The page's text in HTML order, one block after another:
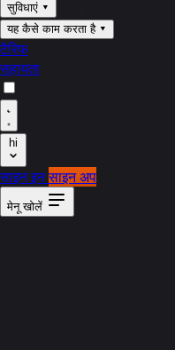
सुविधाएं ▾
यह कैसे काम करता है ▾
टैरिफ
सहायता
hi
साइन इनसाइन अप
मेनू खोलें